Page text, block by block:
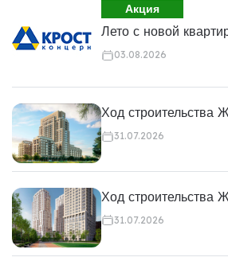
Акция
Лето с новой
03.08.2026
Ход
31.07.2026
Ход
31.07.2026